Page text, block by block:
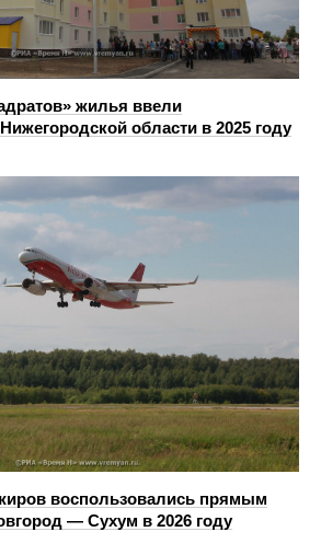
жилья ввели
области в 2025 году
воспользовались прямым
— Сухум в 2026 году